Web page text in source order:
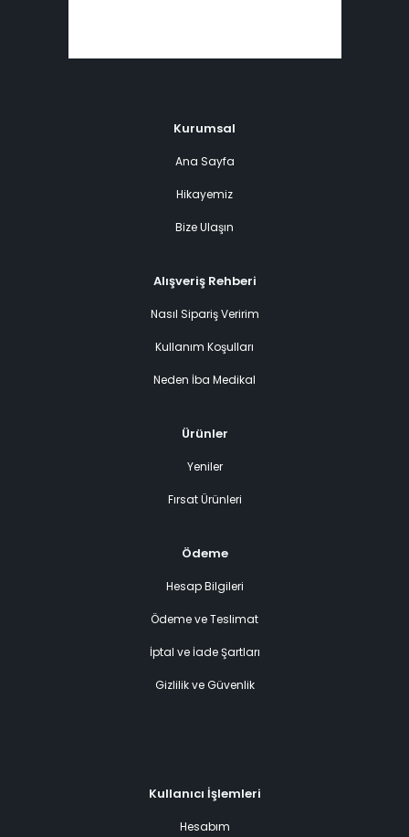
Kurumsal
Ana Sayfa
Hikayemiz
Bize Ulaşın
Alışveriş Rehberi
Nasıl Sipariş Veririm
Kullanım Koşulları
Neden İba Medikal
Ürünler
Yeniler
Fırsat Ürünleri
Ödeme
Hesap Bilgileri
Ödeme ve Teslimat
İptal ve İade Şartları
Gizlilik ve Güvenlik
Kullanıcı İşlemleri
Hesabım